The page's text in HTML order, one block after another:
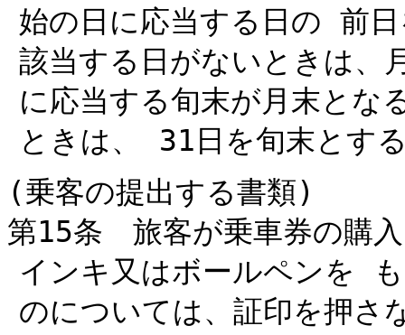
始の日に応当する日の 前
該当する日がないときは、
に応当する旬末が月末とな
ときは、 31日を旬末とす
(乗客の提出する書類)
第15条 旅客が乗車券の購
インキ又はボールペンを
のについては、証印を押さ